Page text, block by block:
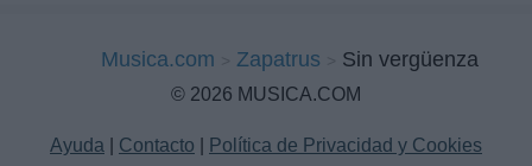
Musica.com Zapatrus Sin vergüenza
© 2026 MUSICA.COM
Ayuda Contacto
Política de Privacidad y Cookies